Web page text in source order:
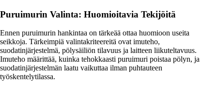
Puruimurin Valinta: Huomioitavia Tekijöitä
Ennen puruimurin hankintaa on tärkeää ottaa huomioon useita
seikkoja. Tärkeimpiä valintakriteereitä ovat imuteho,
suodatinjärjestelmä, pölysäiliön tilavuus ja laitteen liikuteltavuus.
Imuteho määrittää, kuinka tehokkaasti puruimuri poistaa pölyn, ja
suodatinjärjestelmän laatu vaikuttaa ilman puhtauteen
työskentelytilassa.